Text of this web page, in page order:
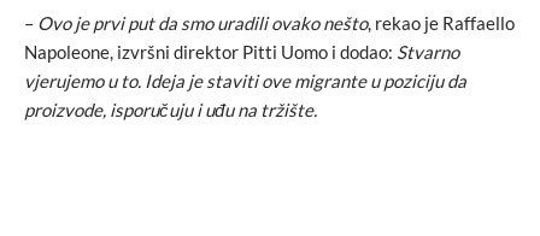
– Ovo je prvi put da smo uradili ovako nešto, rekao je Raffaello
Napoleone, izvršni direktor Pitti Uomo i dodao: Stvarno
vjerujemo u to. Ideja je staviti ove migrante u poziciju da
proizvode, isporučuju i uđu na tržište.